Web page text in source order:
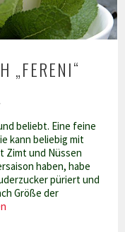
„FERENI“
beliebt. Eine feine
kann beliebig mit
Zimt und Nüssen
haben, habe
püriert und
Größe der